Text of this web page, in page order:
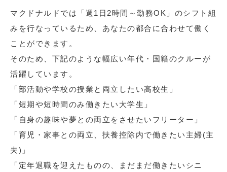
マクドナルドでは「週1日2時間～勤務OK」のシフト組
みを行なっているため、あなたの都合に合わせて働く
ことができます。
そのため、下記のような幅広い年代・国籍のクルーが
活躍しています。
「部活動や学校の授業と両立したい高校生」
「短期や短時間のみ働きたい大学生」
「自身の趣味や夢との両立をさせたいフリーター」
「育児・家事との両立、扶養控除内で働きたい主婦(主
夫)」
「定年退職を迎えたものの、まだまだ働きたいシニ